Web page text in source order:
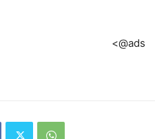
<@ads